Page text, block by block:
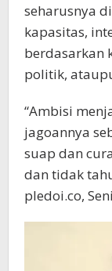
seharusnya
kapasitas,
berdasarkan
politik,
“Ambisi
jagoannya
suap dan
dan tidak
pledoi.co,